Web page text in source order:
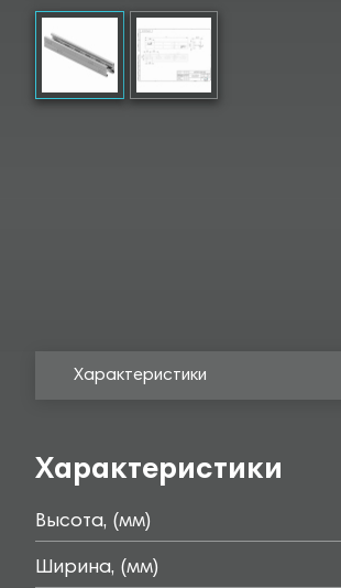
Характеристики
Характеристики
Высота, (мм)
Ширина, (мм)